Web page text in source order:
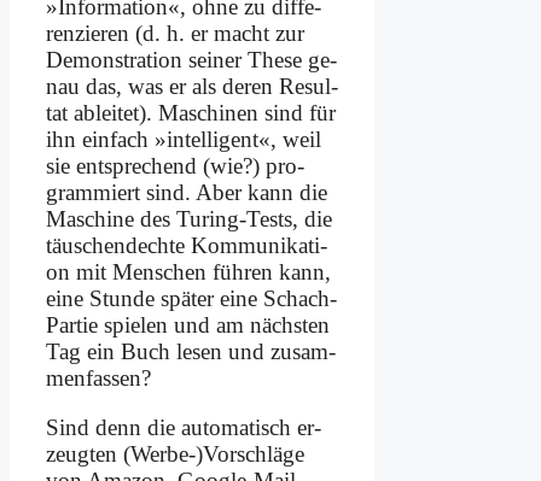
»In­for­ma­ti­on«, oh­ne zu dif­fe­
ren­zie­ren (d. h. er macht zur
De­mon­stra­ti­on sei­ner The­se ge­
nau das, was er als de­ren Re­sul­
tat ab­lei­tet). Ma­schi­nen sind für
ihn ein­fach »in­tel­li­gent«, weil
sie ent­spre­chend (wie?) pro­
gram­miert sind. Aber kann die
Ma­schi­ne des Tu­ring-Tests, die
täu­schen­dech­te Kom­mu­ni­ka­ti­
on mit Men­schen füh­ren kann,
ei­ne Stun­de spä­ter ei­ne Schach-
Par­tie spie­len und am näch­sten
Tag ein Buch le­sen und zu­sam­
men­fas­sen?
Sind denn die au­to­ma­tisch er­
zeug­ten (Werbe-)Vorschläge